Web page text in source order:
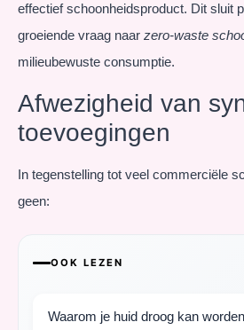
effectief schoonheidsproduct. Dit sluit
groeiende vraag naar zero-waste
milieubewuste consumptie.
Afwezigheid van
toevoegingen
In tegenstelling tot veel commerciële
geen:
OOK LEZEN
Waarom je huid droog kan